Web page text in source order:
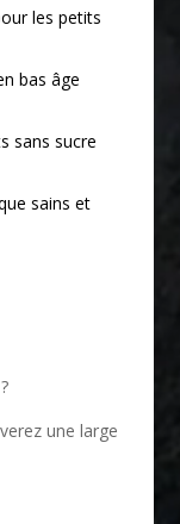
les petits
bas âge
sans sucre
sains et
une large